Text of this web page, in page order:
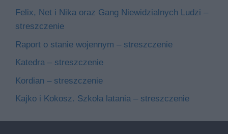
Felix, Net i Nika oraz Gang Niewidzialnych Ludzi –
streszczenie
Raport o stanie wojennym – streszczenie
Katedra – streszczenie
Kordian – streszczenie
Kajko i Kokosz. Szkoła latania – streszczenie